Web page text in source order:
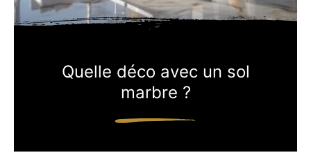
Quelle déco avec un sol
marbre ?